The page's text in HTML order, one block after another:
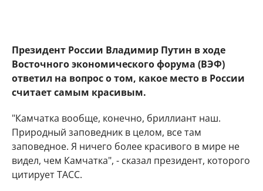
Президент России Владимир Путин в ходе
Восточного экономического форума (ВЭФ)
ответил на вопрос о том, какое место в России
считает самым красивым.
"Камчатка вообще, конечно, бриллиант наш.
Природный заповедник в целом, все там
заповедное. Я ничего более красивого в мире не
видел, чем Камчатка", - сказал президент, которого
цитирует ТАСС.